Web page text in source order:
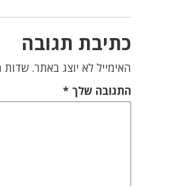
כתיבת תגובה
האימייל לא יוצג באתר. שדות
התגובה שלך*